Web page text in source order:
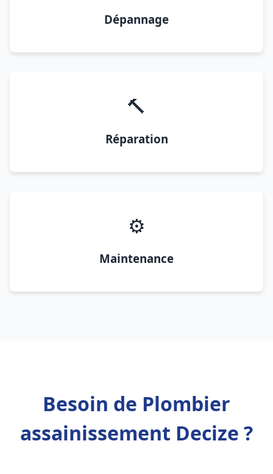
Dépannage
🔨
Réparation
⚙️
Maintenance
Besoin de Plombier
assainissement Decize ?